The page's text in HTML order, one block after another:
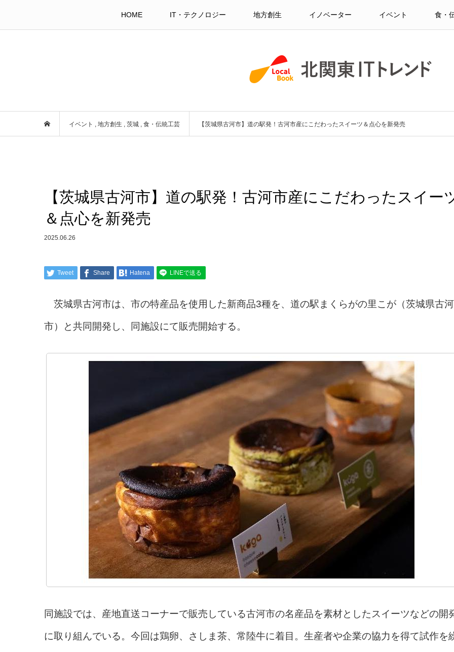
HOME IT・テクノロジー 地方創生 イノベーター イベント 食・
イベント , 地方創生 , 茨城 , 食・伝統工芸 【茨城県古河市】道の駅発！古河市産にこだわったスイーツ＆点心を新発売
【茨城県古河市】道の駅発！古河市産にこだわったスイー
＆点心を新発売
2025.06.26
Tweet Share Hatena LINEで送る
茨城県古河市は、市の特産品を使用した新商品3種を、道の駅まくらがの里こが（茨城県古河
市）と共同開発し、同施設にて販売開始する。
同施設では、産地直送コーナーで販売している古河市の名産品を素材としたスイーツなどの開
に取り組んでいる。今回は鶏卵、さしま茶、常陸牛に着目。生産者や企業の協力を得て試作を